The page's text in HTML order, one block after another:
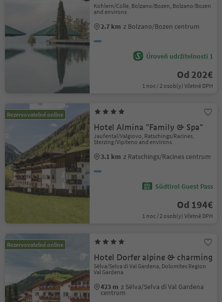
Kohlern/Colle, Bolzano/Bozen, Bolzano/Bozen
and environs
2.7 km z Bolzano/Bozen centrum
Úroveň udržitelnosti 1
Od 202€
1 noc / 2 osob(y) Včetně DPH
Rezervovatelné online
Hotel Almina "Family & Spa"
Jaufental/Valgiovo, Ratschings/Racines,
Sterzing/Vipiteno and environs
3.1 km z Ratschings/Racines centrum
Südtirol Guest Pass
Od 194€
1 noc / 2 osob(y) Včetně DPH
Rezervovatelné online
Hotel Dorfer alpine & charming
Sëlva/Selva di Val Gardena, Dolomites Region
Val Gardena
423 m z Sëlva/Selva di Val Gardena
centrum